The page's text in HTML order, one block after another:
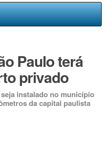
Paulo terá
privado
instalado no município
da capital paulista